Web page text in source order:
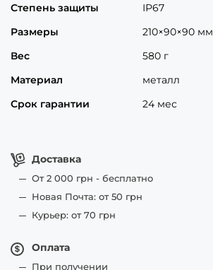
Доставка
От 2 000 грн - бесплатно
Новая Почта: от 50 грн
Курьер: от 70 грн
Оплата
При получении
Степень защиты
ІР67
Размеры
210×90×90 мм
Вес
580 г
Материал
металл
Срок гарантии
24 мес